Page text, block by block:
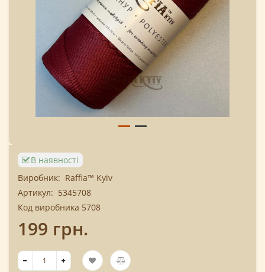
В наявності
Виробник: Raffia™ Kyiv
Артикул: 5345708
Код виробника 5708
199 грн.